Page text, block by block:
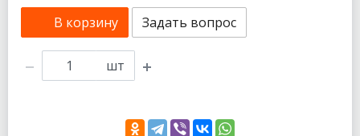
В корзину Задать вопрос
шт